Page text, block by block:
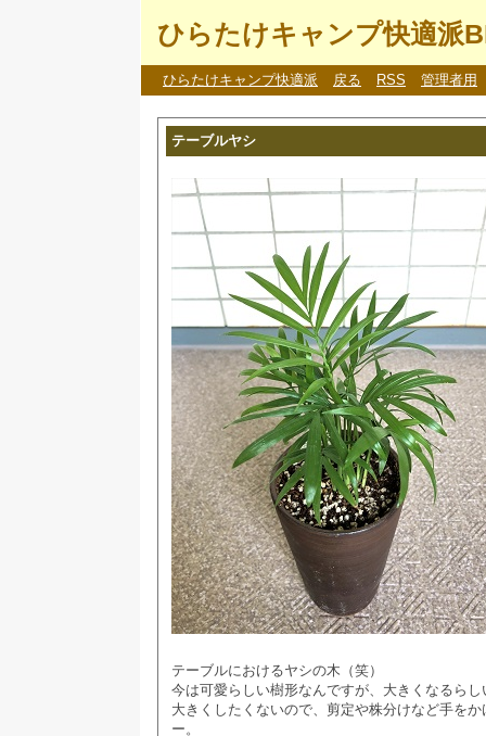
ひらたけキャンプ快適派
ひらたけキャンプ快適派 戻る RSS 管理者用
テーブルヤシ
テーブルにおけるヤシの木（笑）
今は可愛らしい樹形なんですが、大きくなるらし
大きくしたくないので、剪定や株分けなど手を
ー。